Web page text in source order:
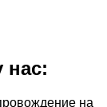
нас:
на